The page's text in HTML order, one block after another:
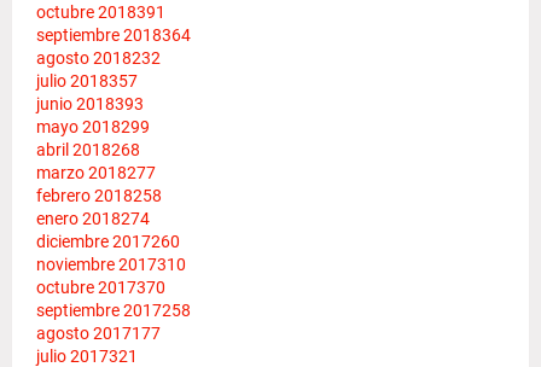
octubre 2018391
septiembre 2018364
agosto 2018232
julio 2018357
junio 2018393
mayo 2018299
abril 2018268
marzo 2018277
febrero 2018258
enero 2018274
diciembre 2017260
noviembre 2017310
octubre 2017370
septiembre 2017258
agosto 2017177
julio 2017321